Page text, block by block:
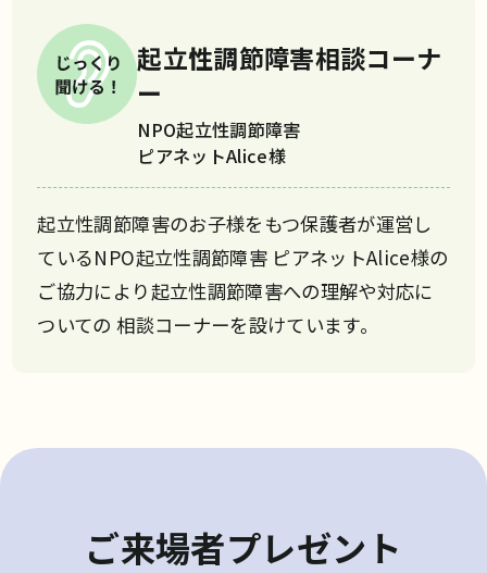
起立性調節障害相談コーナ
ー
NPO起立性調節障害
ピアネットAlice様
起立性調節障害のお子様をもつ保護者が運営し
ているNPO起立性調節障害 ピアネットAlice様の
ご協力により起立性調節障害への理解や対応に
ついての 相談コーナーを設けています。
ご来場者プレゼント